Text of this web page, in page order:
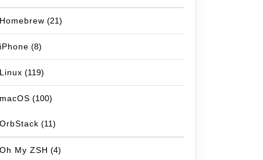
Homebrew (21)
iPhone (8)
Linux (119)
macOS (100)
OrbStack (11)
Oh My ZSH (4)